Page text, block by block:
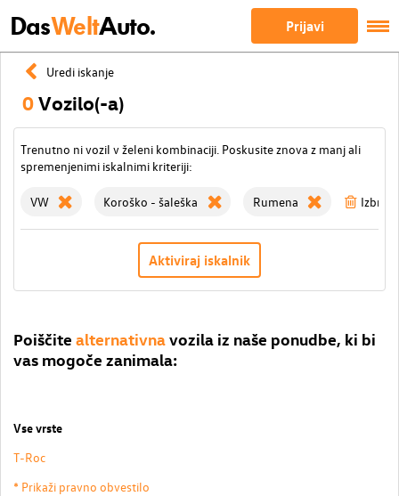
DasWeltAuto. Prijavi
Uredi iskanje
0Vozilo(-a)
Trenutno ni vozil v želeni kombinaciji. Poskusite znova z manj ali
spremenjenimi iskalnimi kriteriji:
VW Koroško - šaleška Rumena Izbriši
Aktiviraj iskalnik
Poiščite alternativnavozila iz naše ponudbe, ki bi
vas mogoče zanimala:
Vse vrste
T-Roc
* Prikaži pravno obvestilo